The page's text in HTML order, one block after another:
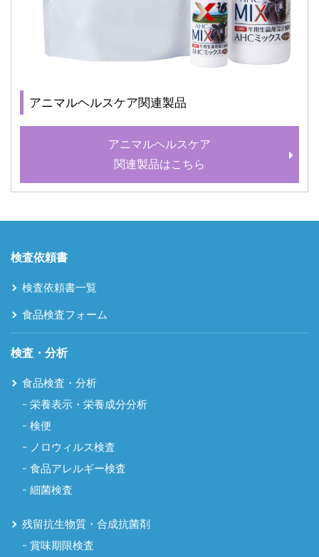
アニマルヘルスケア関連製品
アニマルヘルスケア
関連製品はこちら
検査依頼書
検査依頼書一覧
食品検査フォーム
検査・分析
食品検査・分析
栄養表示・栄養成分分析
検便
ノロウィルス検査
食品アレルギー検査
細菌検査
残留抗生物質・合成抗菌剤
賞味期限検査